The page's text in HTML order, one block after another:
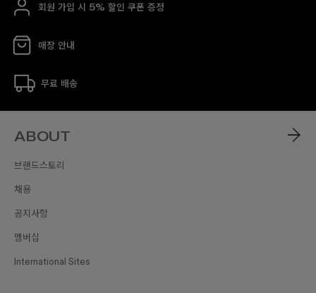
회원 가입 시 5% 할인 쿠폰 증정
매장 안내
무료 배송
ABOUT
브랜드스토리
채용
공지사항
멤버십
International Sites